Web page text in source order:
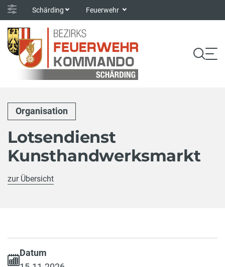
Schärding Feuerwehr
Organisation
Lotsendienst
Kunsthandwerksmarkt
zur Übersicht
Datum